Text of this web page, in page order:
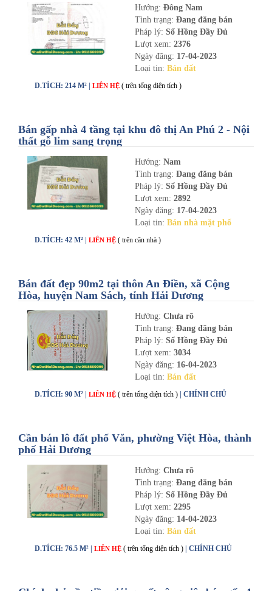
Hướng: Đông Nam
Tình trạng: Đang đăng bán
Pháp lý: Sổ Hồng Đầy Đủ
Lượt xem: 2376
Ngày đăng: 17-04-2023
Loại tin: Bán đất
D.TÍCH: 214 M² | LIÊN HỆ ( trên tổng diện tích )
Bán gấp nhà 4 tầng tại khu đô thị An Phú 2 - Nội
thất gỗ lim sang trọng
Hướng: Nam
Tình trạng: Đang đăng bán
Pháp lý: Sổ Hồng Đầy Đủ
Lượt xem: 2892
Ngày đăng: 17-04-2023
Loại tin: Bán nhà mặt phố
D.TÍCH: 42 M² | LIÊN HỆ ( trên căn nhà )
Bán đất đẹp 90m2 tại thôn An Điền, xã Cộng
Hòa, huyện Nam Sách, tỉnh Hải Dương
Hướng: Chưa rõ
Tình trạng: Đang đăng bán
Pháp lý: Sổ Hồng Đầy Đủ
Lượt xem: 3034
Ngày đăng: 16-04-2023
Loại tin: Bán đất
D.TÍCH: 90 M² | LIÊN HỆ ( trên tổng diện tích ) | CHÍNH CHỦ
Cần bán lô đất phố Văn, phường Việt Hòa, thành
phố Hải Dương
Hướng: Chưa rõ
Tình trạng: Đang đăng bán
Pháp lý: Sổ Hồng Đầy Đủ
Lượt xem: 2295
Ngày đăng: 14-04-2023
Loại tin: Bán đất
D.TÍCH: 76.5 M² | LIÊN HỆ ( trên tổng diện tích ) | CHÍNH CHỦ